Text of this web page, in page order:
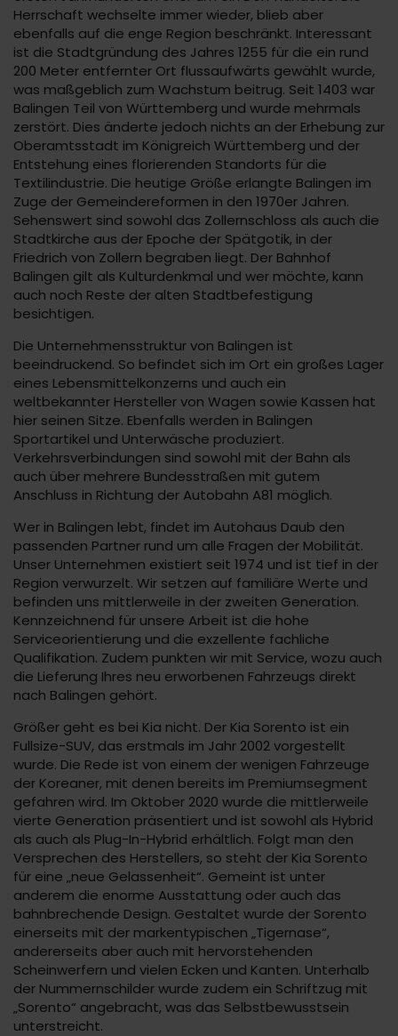
Herrschaft wechselte immer wieder, blieb aber
ebenfalls auf die enge Region beschränkt. Interessant
ist die Stadtgründung des Jahres 1255 für die ein rund
200 Meter entfernter Ort flussaufwärts gewählt wurde,
was maßgeblich zum Wachstum beitrug. Seit 1403 war
Balingen Teil von Württemberg und wurde mehrmals
zerstört. Dies änderte jedoch nichts an der Erhebung zur
Oberamtsstadt im Königreich Württemberg und der
Entstehung eines florierenden Standorts für die
Textilindustrie. Die heutige Größe erlangte Balingen im
Zuge der Gemeindereformen in den 1970er Jahren.
Sehenswert sind sowohl das Zollernschloss als auch die
Stadtkirche aus der Epoche der Spätgotik, in der
Friedrich von Zollern begraben liegt. Der Bahnhof
Balingen gilt als Kulturdenkmal und wer möchte, kann
auch noch Reste der alten Stadtbefestigung
besichtigen.
Die Unternehmensstruktur von Balingen ist
beeindruckend. So befindet sich im Ort ein großes Lager
eines Lebensmittelkonzerns und auch ein
weltbekannter Hersteller von Wagen sowie Kassen hat
hier seinen Sitze. Ebenfalls werden in Balingen
Sportartikel und Unterwäsche produziert.
Verkehrsverbindungen sind sowohl mit der Bahn als
auch über mehrere Bundesstraßen mit gutem
Anschluss in Richtung der Autobahn A81 möglich.
Wer in Balingen lebt, findet im Autohaus Daub den
passenden Partner rund um alle Fragen der Mobilität.
Unser Unternehmen existiert seit 1974 und ist tief in der
Region verwurzelt. Wir setzen auf familiäre Werte und
befinden uns mittlerweile in der zweiten Generation.
Kennzeichnend für unsere Arbeit ist die hohe
Serviceorientierung und die exzellente fachliche
Qualifikation. Zudem punkten wir mit Service, wozu auch
die Lieferung Ihres neu erworbenen Fahrzeugs direkt
nach Balingen gehört.
Größer geht es bei Kia nicht. Der Kia Sorento ist ein
Fullsize-SUV, das erstmals im Jahr 2002 vorgestellt
wurde. Die Rede ist von einem der wenigen Fahrzeuge
der Koreaner, mit denen bereits im Premiumsegment
gefahren wird. Im Oktober 2020 wurde die mittlerweile
vierte Generation präsentiert und ist sowohl als Hybrid
als auch als Plug-In-Hybrid erhältlich. Folgt man den
Versprechen des Herstellers, so steht der Kia Sorento
für eine „neue Gelassenheit“. Gemeint ist unter
anderem die enorme Ausstattung oder auch das
bahnbrechende Design. Gestaltet wurde der Sorento
einerseits mit der markentypischen „Tigernase“,
andererseits aber auch mit hervorstehenden
Scheinwerfern und vielen Ecken und Kanten. Unterhalb
der Nummernschilder wurde zudem ein Schriftzug mit
„Sorento“ angebracht, was das Selbstbewusstsein
unterstreicht.